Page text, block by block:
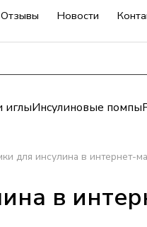
Отзывы Новости
иглыИнсулиновые помпы
для инсулина в интернет-
в